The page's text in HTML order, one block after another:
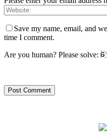
Save my name, email, and
time I comment.
Are you human? Please solve: